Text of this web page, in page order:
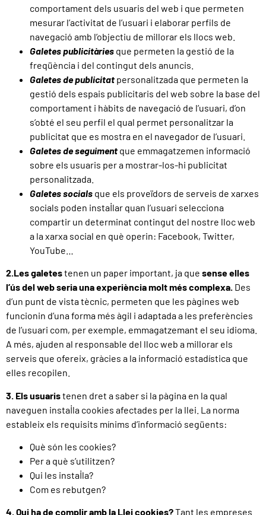
comportament dels usuaris del web i que permeten
mesurar l’activitat de l’usuari i elaborar perfils de
navegació amb l’objectiu de millorar els llocs web.
Galetes publicitàries que permeten la gestió de la
freqüència i del contingut dels anuncis.
Galetes de publicitat personalitzada que permeten la
gestió dels espais publicitaris del web sobre la base del
comportament i hàbits de navegació de l’usuari, d’on
s’obté el seu perfil el qual permet personalitzar la
publicitat que es mostra en el navegador de l’usuari.
Galetes de seguiment que emmagatzemen informació
sobre els usuaris per a mostrar-los-hi publicitat
personalitzada.
Galetes socials que els proveïdors de serveis de xarxes
socials poden instal·lar quan l’usuari selecciona
compartir un determinat contingut del nostre lloc web
a la xarxa social en què operin: Facebook, Twitter,
YouTube…
2.Les galetestenen un paper important, ja que sense elles
l’ús del web seria una experiència molt més complexa. Des
d’un punt de vista tècnic, permeten que les pàgines web
funcionin d’una forma més àgil i adaptada a les preferències
de l’usuari com, per exemple, emmagatzemant el seu idioma.
A més, ajuden al responsable del lloc web a millorar els
serveis que ofereix, gràcies a la informació estadística que
elles recopilen.
3. Elsusuaristenen dret a saber si la pàgina en la qual
naveguen instal·la cookies afectades per la llei. La norma
estableix els requisits mínims d’informació següents:
Què són les cookies?
Per a què s’utilitzen?
Qui les instal·la?
Com es rebutgen?
4. Qui ha de complir amb la Llei cookies?Tant les empreses